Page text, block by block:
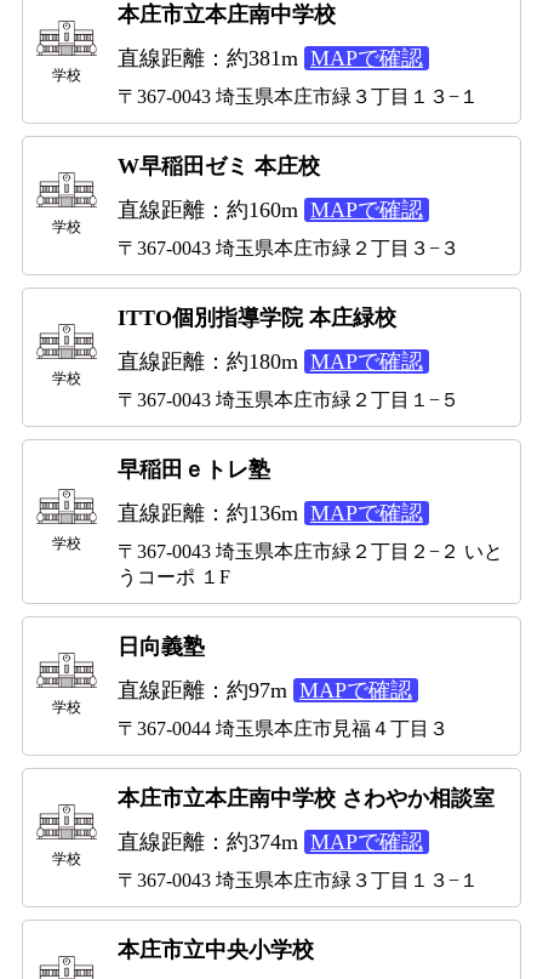
学校
本庄市立本庄南中学校
直線距離：約381m MAPで確認
〒367-0043 埼玉県本庄市緑３丁目１３−１
学校
W早稲田ゼミ 本庄校
直線距離：約160m MAPで確認
〒367-0043 埼玉県本庄市緑２丁目３−３
学校
ITTO個別指導学院 本庄緑校
直線距離：約180m MAPで確認
〒367-0043 埼玉県本庄市緑２丁目１−５
学校
早稲田ｅトレ塾
直線距離：約136m MAPで確認
〒367-0043 埼玉県本庄市緑２丁目２−２ いと
うコーポ １F
学校
日向義塾
直線距離：約97m MAPで確認
〒367-0044 埼玉県本庄市見福４丁目３
学校
本庄市立本庄南中学校 さわやか相談室
直線距離：約374m MAPで確認
〒367-0043 埼玉県本庄市緑３丁目１３−１
本庄市立中央小学校